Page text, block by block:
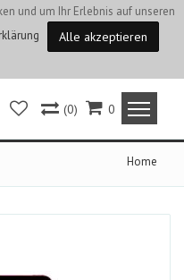
und um Ihr Erlebnis auf unseren
Alle akzeptieren
0
(0)
Home